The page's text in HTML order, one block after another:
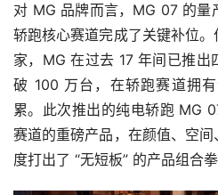
对 MG 品牌而言，MG 07 的量
轿跑核心赛道完成了关键补位
家，MG 在过去 17 年间已推出
破 100 万台，在轿跑赛道拥
累。此次推出的纯电轿跑 MG
赛道的重磅产品，在颜值、空
度打出了 “无短板” 的产品组合拳